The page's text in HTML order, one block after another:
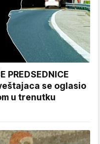
PREDSEDNICE
se oglasio
u trenutku